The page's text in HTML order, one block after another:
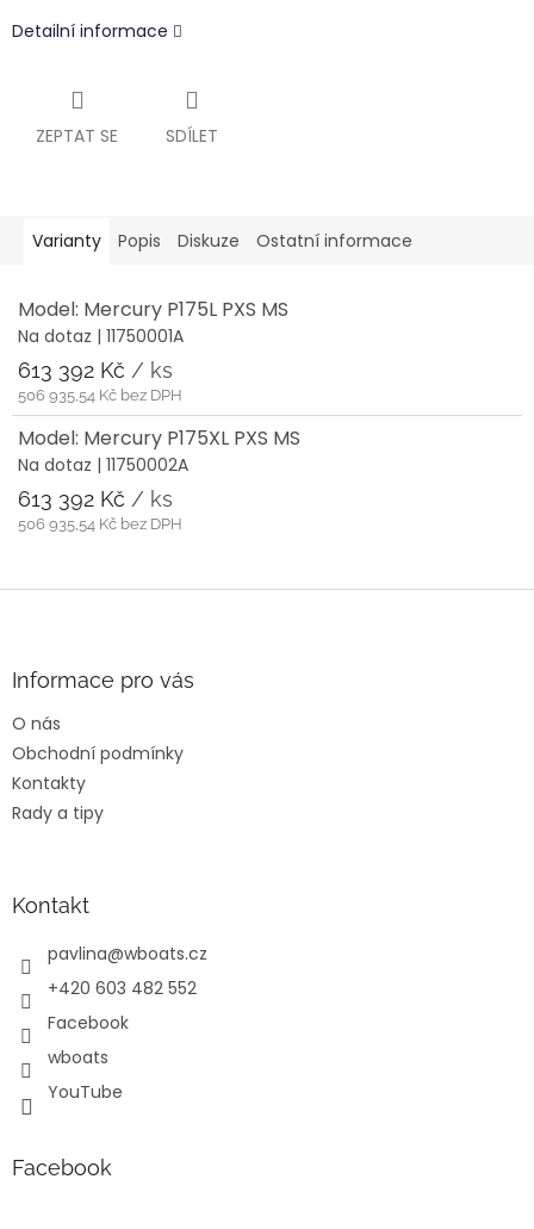
Detailní informace
ZEPTAT SE SDÍLET
Varianty Popis Diskuze Ostatní informace
Model: Mercury P175L PXS MS
Na dotaz | 11750001A
613 392 Kč / ks
506 935,54 Kč bez DPH
Model: Mercury P175XL PXS MS
Na dotaz | 11750002A
613 392 Kč / ks
506 935,54 Kč bez DPH
Informace pro vás
O nás
Obchodní podmínky
Kontakty
Rady a tipy
Kontakt
pavlina@wboats.cz
+420 603 482 552
Facebook
wboats
YouTube
Facebook